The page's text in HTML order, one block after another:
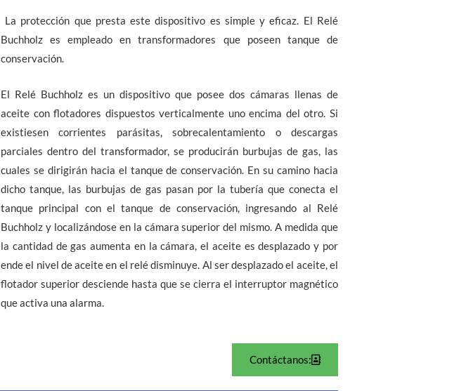
La protección que presta este dispositivo es simple y eficaz. El Relé
Buchholz es empleado en transformadores que poseen tanque de
conservación.
El Relé Buchholz es un dispositivo que posee dos cámaras llenas de
aceite con flotadores dispuestos verticalmente uno encima del otro. Si
existiesen corrientes parásitas, sobrecalentamiento o descargas
parciales dentro del transformador, se producirán burbujas de gas, las
cuales se dirigirán hacia el tanque de conservación. En su camino hacia
dicho tanque, las burbujas de gas pasan por la tubería que conecta el
tanque principal con el tanque de conservación, ingresando al Relé
Buchholz y localizándose en la cámara superior del mismo. A medida que
la cantidad de gas aumenta en la cámara, el aceite es desplazado y por
ende el nivel de aceite en el relé disminuye. Al ser desplazado el aceite, el
flotador superior desciende hasta que se cierra el interruptor magnético
que activa una alarma.
Contáctanos: